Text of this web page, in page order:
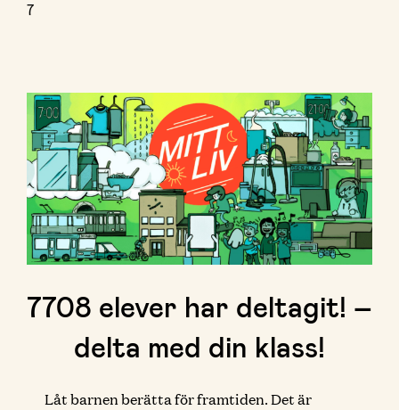
7
7708 elever har deltagit! –
delta med din klass!
Låt barnen berätta för framtiden. Det är